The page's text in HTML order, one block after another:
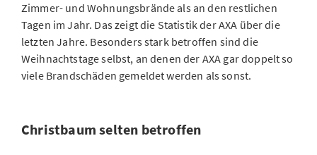
Zimmer- und Wohnungsbrände als an den restlichen
Tagen im Jahr. Das zeigt die Statistik der AXA über die
letzten Jahre. Besonders stark betroffen sind die
Weihnachtstage selbst, an denen der AXA gar doppelt so
viele Brandschäden gemeldet werden als sonst.
Christbaum selten betroffen